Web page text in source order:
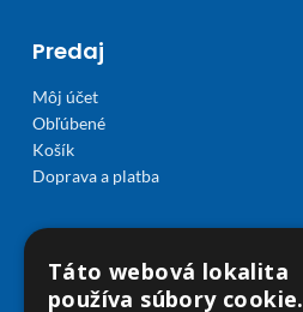
Predaj
Môj účet
Obľúbené
Košík
Doprava a platba
Táto webová lokalita
používa súbory cookie.